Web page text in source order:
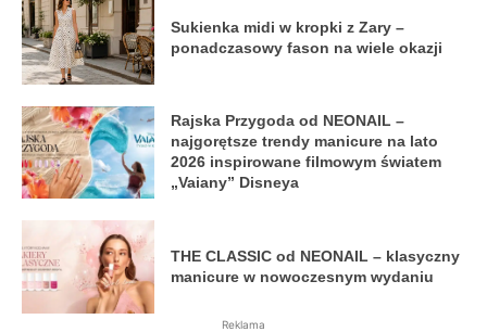
Sukienka midi w kropki z Zary –
ponadczasowy fason na wiele okazji
Rajska Przygoda od NEONAIL –
najgorętsze trendy manicure na lato
2026 inspirowane filmowym światem
„Vaiany” Disneya
THE CLASSIC od NEONAIL – klasyczny
manicure w nowoczesnym wydaniu
Reklama